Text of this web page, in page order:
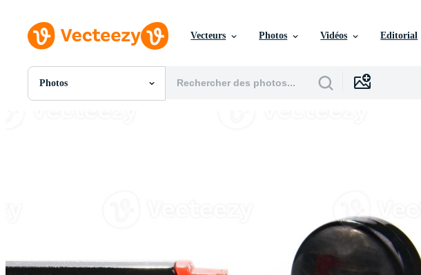
Vecteurs Photos Vidéos Editorial
Photos
Toutes Images